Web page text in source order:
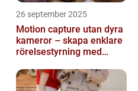
26 september 2025
Motion capture utan dyra
kameror – skapa enklare
rörelsestyrning med